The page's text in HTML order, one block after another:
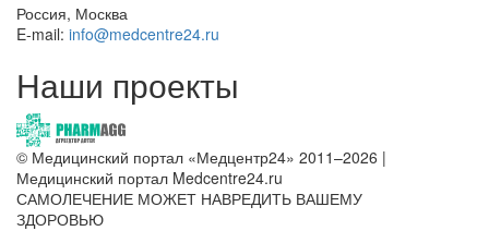
Россия, Москва
E-mail: info@medcentre24.ru
Наши проекты
© Медицинский портал «Медцентр24» 2011–2026 |
Медицинский портал Medcentre24.ru
САМОЛЕЧЕНИЕ МОЖЕТ НАВРЕДИТЬ ВАШЕМУ
ЗДОРОВЬЮ